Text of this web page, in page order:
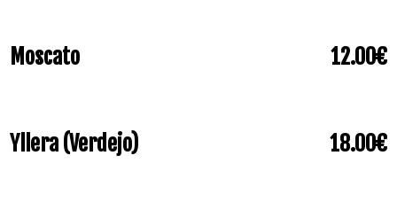
Moscato 12.00€
Yllera (Verdejo) 18.00€